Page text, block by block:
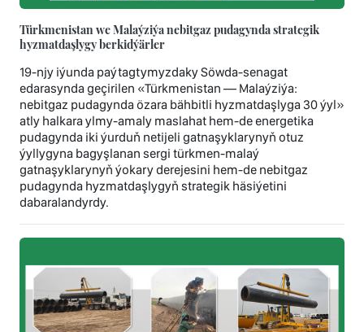
Türkmenistan we Malaýziýa nebitgaz pudagynda strategik
hyzmatdaşlygy berkidýärler
19-njy iýunda paýtagtymyzdaky Söwda-senagat
edarasynda geçirilen «Türkmenistan — Malaýziýa:
nebitgaz pudagynda özara bähbitli hyzmatdaşlyga 30 ýyl»
atly halkara ylmy-amaly maslahat hem-de energetika
pudagynda iki ýurduň netijeli gatnaşyklarynyň otuz
ýyllygyna bagyşlanan sergi türkmen-malaý
gatnaşyklarynyň ýokary derejesini hem-de nebitgaz
pudagynda hyzmatdaşlygyň strategik häsiýetini
dabaralandyrdy.